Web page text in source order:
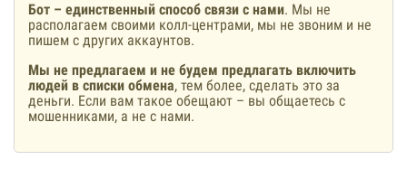
Бот – единственный способ связи с нами. Мы не
располагаем своими колл-центрами, мы не звоним и не
пишем с других аккаунтов.
Мы не предлагаем и не будем предлагать включить
людей в списки обмена, тем более, сделать это за
деньги. Если вам такое обещают – вы общаетесь с
мошенниками, а не с нами.